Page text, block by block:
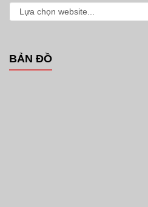
BẢN ĐỒ